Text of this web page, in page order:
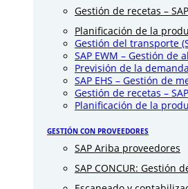
Gestión de recetas –
Planificación de la
Gestión del transporte
SAP EWM – Gestión de
Previsión de la demanda
SAP EHS – Gestión de
Gestión de recetas –
Planificación de la
GESTIÓN CON PROVEEDORES
SAP Ariba proveedores
SAP CONCUR: Gestión